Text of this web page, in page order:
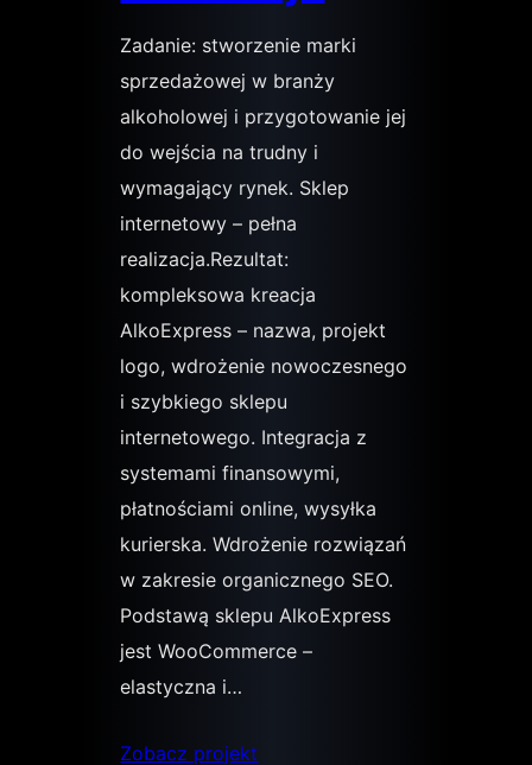
Zadanie: stworzenie marki
sprzedażowej w branży
alkoholowej i przygotowanie jej
do wejścia na trudny i
wymagający rynek. Sklep
internetowy – pełna
realizacja.Rezultat:
kompleksowa kreacja
AlkoExpress – nazwa, projekt
logo, wdrożenie nowoczesnego
i szybkiego sklepu
internetowego. Integracja z
systemami finansowymi,
płatnościami online, wysyłka
kurierska. Wdrożenie rozwiązań
w zakresie organicznego SEO.
Podstawą sklepu AlkoExpress
jest WooCommerce –
elastyczna i…
Zobacz projekt